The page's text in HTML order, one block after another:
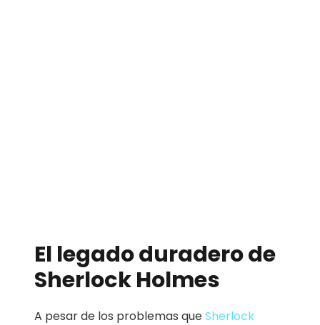
El legado duradero de
Sherlock Holmes
A pesar de los problemas queSherlock